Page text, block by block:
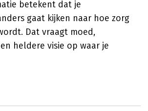
betekent dat je
gaat kijken naar hoe zorg
Dat vraagt moed,
heldere visie op waar je